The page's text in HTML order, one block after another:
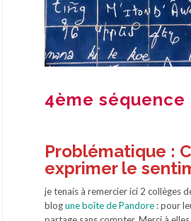
4ème séquence
Problématique :
exprimer le
je tenais à remercier ici 2 collèges
blogune boîte de Pandore : pour